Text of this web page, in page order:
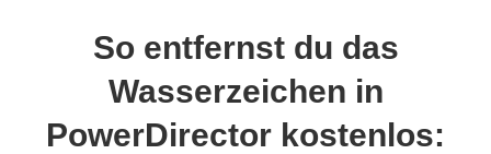
So entfernst du das
Wasserzeichen in
PowerDirector kostenlos: